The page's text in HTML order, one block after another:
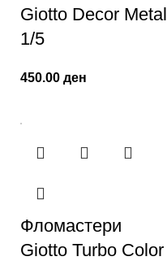
Giotto Decor Metal
1/5
450.00 ден
Фломастери
Giotto Turbo Color